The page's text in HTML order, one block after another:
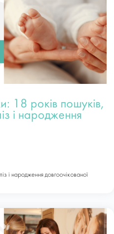
18 років пошуків,
і народження
і народження довгоочікованої